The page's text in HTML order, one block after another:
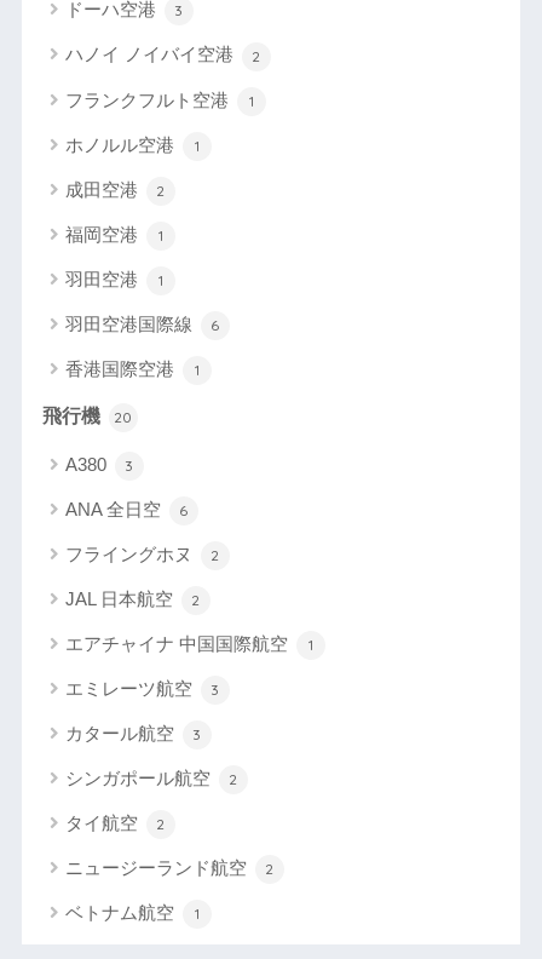
ドーハ空港 3
ハノイ ノイバイ空港 2
フランクフルト空港 1
ホノルル空港 1
成田空港 2
福岡空港 1
羽田空港 1
羽田空港国際線 6
香港国際空港 1
飛行機 20
A380 3
ANA 全日空 6
フライングホヌ 2
JAL 日本航空 2
エアチャイナ 中国国際航空 1
エミレーツ航空 3
カタール航空 3
シンガポール航空 2
タイ航空 2
ニュージーランド航空 2
ベトナム航空 1